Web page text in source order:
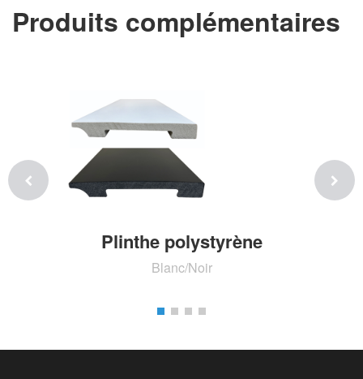
Produits complémentaires
Plinthe polystyrène
Blanc/Noir